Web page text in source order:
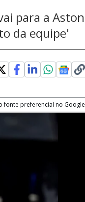
para a Aston
da equipe'
fonte preferencial no Google